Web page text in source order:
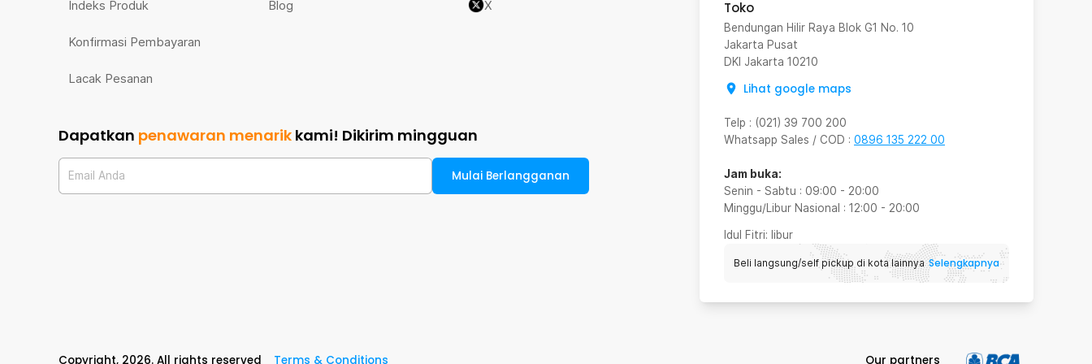
Toko
Bendungan Hilir Raya Blok G1 No. 10
Jakarta Pusat
DKI Jakarta 10210
Lihat google maps
Telp : (021) 39 700 200
Whatsapp Sales / COD : 0896 135 222 00
Jam buka:
Senin - Sabtu : 09:00 - 20:00
Minggu/Libur Nasional : 12:00 - 20:00
Idul Fitri: libur
Beli langsung/self pickup di kota lainnya Selengkapnya
Indeks Produk
Konfirmasi Pembayaran
Lacak Pesanan
Blog X
Dapatkan penawaran menarik kami! Dikirim mingguan
Email Anda Mulai Berlangganan
Copyright, 2026. All rights reserved Terms & Conditions Our partners